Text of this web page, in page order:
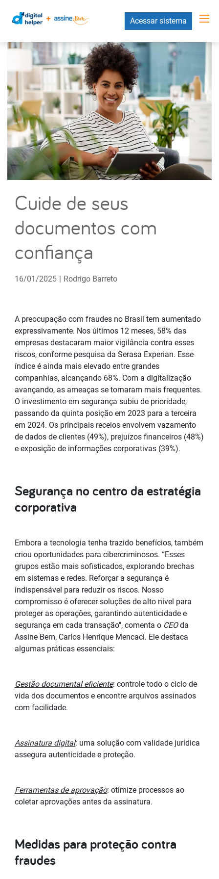
Acessar sistema
Cuide de seus
documentos com
confiança
16/01/2025 | Rodrigo Barreto
A preocupação com fraudes no Brasil tem aumentado
expressivamente. Nos últimos 12 meses, 58% das
empresas destacaram maior vigilância contra esses
riscos, conforme pesquisa da Serasa Experian. Esse
índice é ainda mais elevado entre grandes
companhias, alcançando 68%. Com a digitalização
avançando, as ameaças se tornaram mais frequentes.
O investimento em segurança subiu de prioridade,
passando da quinta posição em 2023 para a terceira
em 2024. Os principais receios envolvem vazamento
de dados de clientes (49%), prejuízos financeiros (48%)
e exposição de informações corporativas (39%).
Segurança no centro da estratégia
corporativa
Embora a tecnologia tenha trazido benefícios, também
criou oportunidades para cibercriminosos. “Esses
grupos estão mais sofisticados, explorando brechas
em sistemas e redes. Reforçar a segurança é
indispensável para reduzir os riscos. Nosso
compromisso é oferecer soluções de alto nível para
proteger as operações, garantindo autenticidade e
segurança em cada transação", comenta o CEOda
Assine Bem, Carlos Henrique Mencaci. Ele destaca
algumas práticas essenciais:
Gestão documental eficiente: controle todo o ciclo de
vida dos documentos e encontre arquivos assinados
com facilidade.
Assinatura digital: uma solução com validade jurídica
assegura autenticidade e proteção.
Ferramentas de aprovação: otimize processos ao
coletar aprovações antes da assinatura.
Medidas para proteção contra
fraudes